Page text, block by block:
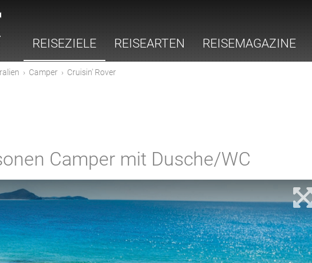
REISEZIELE REISEARTEN REISEMAGAZINE
› Camper › Cruisin' Rover
Camper mit Dusche/WC